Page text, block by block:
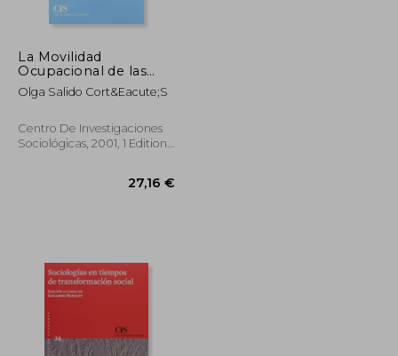
La Movilidad
Ocupacional de las
Mujeres en España:
Por una Sociología de
(Monografías) (in
Spanish)
Olga Salido Cort&Eacute;S
Centro De Investigaciones
Sociológicas, 2001, 1 Edition,